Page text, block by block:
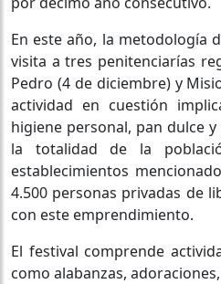
En este año, la metodología
visita a tres penitenciarías
Pedro (4 de diciembre) y
actividad en cuestión
higiene personal, pan dulce
la totalidad de la
establecimientos
4.500 personas privadas de
con este emprendimiento.
El festival comprende
como alabanzas,